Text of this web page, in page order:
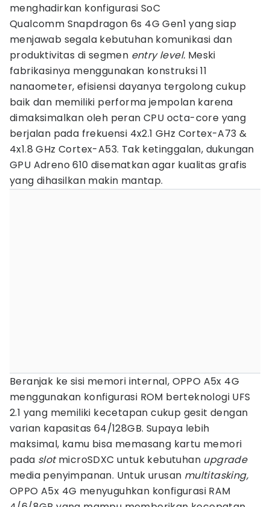
menghadirkan konfigurasi SoC
Qualcomm Snapdragon 6s 4G Gen1 yang siap
menjawab segala kebutuhan komunikasi dan
produktivitas di segmen entry level. Meski
fabrikasinya menggunakan konstruksi 11
nanaometer, efisiensi dayanya tergolong cukup
baik dan memiliki performa jempolan karena
dimaksimalkan oleh peran CPU octa-core yang
berjalan pada frekuensi 4x2.1 GHz Cortex-A73 &
4x1.8 GHz Cortex-A53. Tak ketinggalan, dukungan
GPU Adreno 610 disematkan agar kualitas grafis
yang dihasilkan makin mantap.
Beranjak ke sisi memori internal, OPPO A5x 4G
menggunakan konfigurasi ROM berteknologi UFS
2.1 yang memiliki kecetapan cukup gesit dengan
varian kapasitas 64/128GB. Supaya lebih
maksimal, kamu bisa memasang kartu memori
pada slotmicroSDXC untuk kebutuhan upgrade
media penyimpanan. Untuk urusan multitasking,
OPPO A5x 4G menyuguhkan konfigurasi RAM